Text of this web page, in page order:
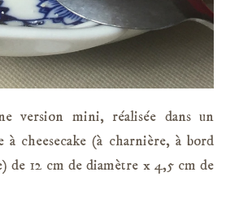
version mini, réalisée dans un
cheesecake (à charnière, à bord
de 12 cm de diamètre x 4,5 cm de